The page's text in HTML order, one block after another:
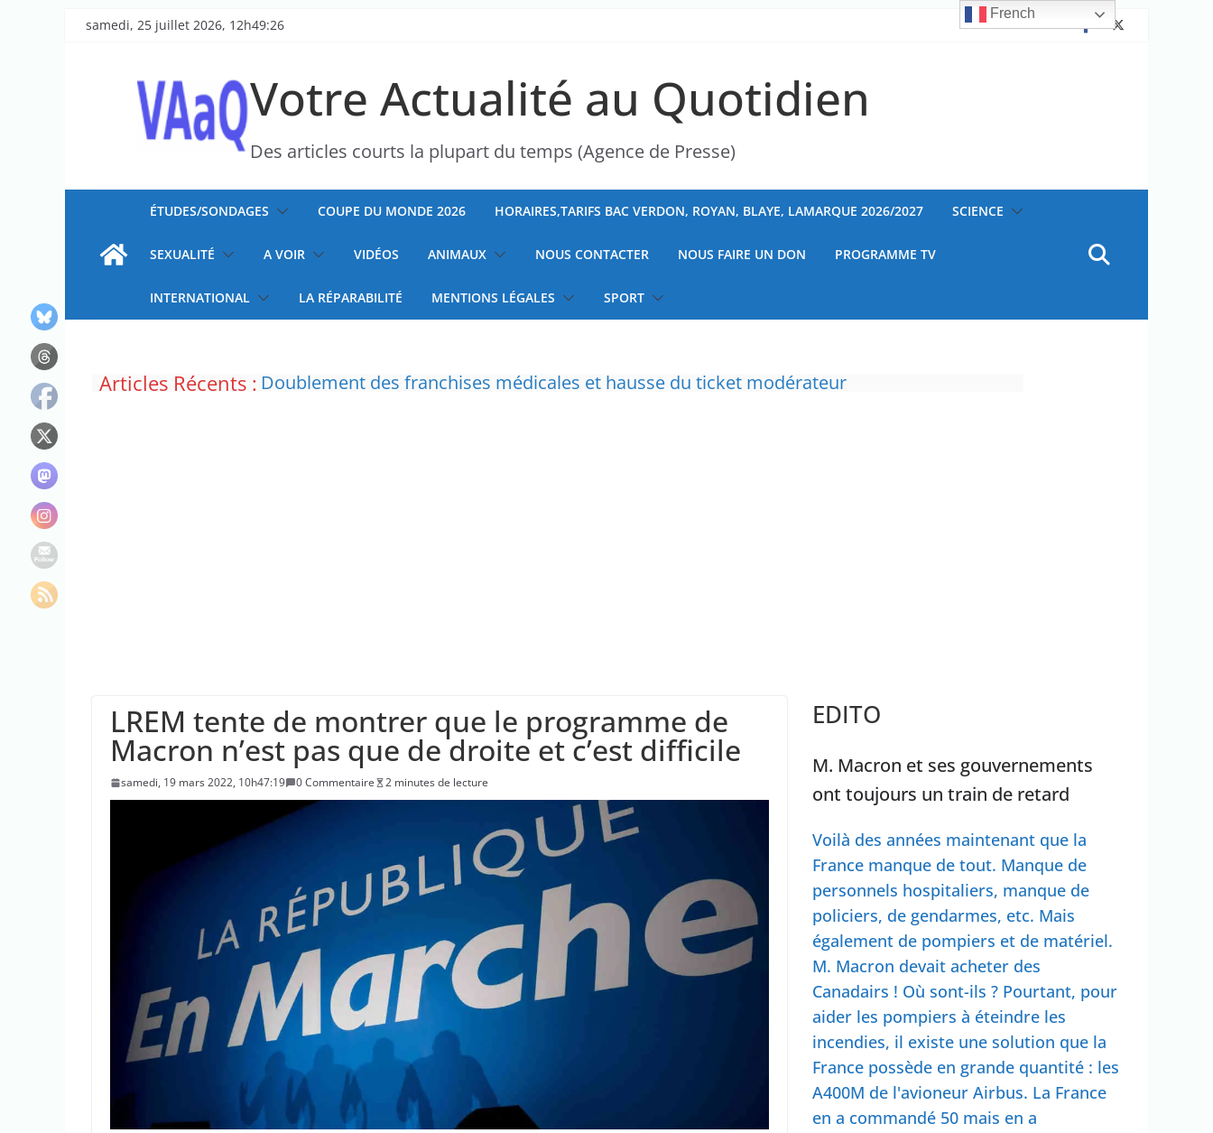
samedi, 25 juillet 2026, 12h49:26
Votre Actualité au Quotidien
Des articles courts la plupart du temps (Agence de Presse)
ÉTUDES/SONDAGES COUPE DU MONDE 2026 HORAIRES,TARIFS BAC VERDON, ROYAN, BLAYE, LAMARQUE 2026/2027 SCIENCE
SEXUALITÉ A VOIR VIDÉOS ANIMAUX NOUS CONTACTER NOUS FAIRE UN DON PROGRAMME TV
INTERNATIONAL LA RÉPARABILITÉ MENTIONS LÉGALES SPORT
Articles Récents : La justice dit non à la chasse “illimitée” aux sangliers
LREM tente de montrer que le programme de
Macron n’est pas que de droite et c’est difficile
samedi, 19 mars 2022, 10h47:19 0 Commentaire 2 minutes de lecture
EDITO
M. Macron et ses gouvernements
ont toujours un train de retard
Voilà des années maintenant que la
France manque de tout. Manque de
personnels hospitaliers, manque de
policiers, de gendarmes, etc. Mais
également de pompiers et de matériel.
M. Macron devait acheter des
Canadairs ! Où sont-ils ? Pourtant, pour
aider les pompiers à éteindre les
incendies, il existe une solution que la
France possède en grande quantité : les
A400M de l'avioneur Airbus. La France
en a commandé 50 mais en a
French